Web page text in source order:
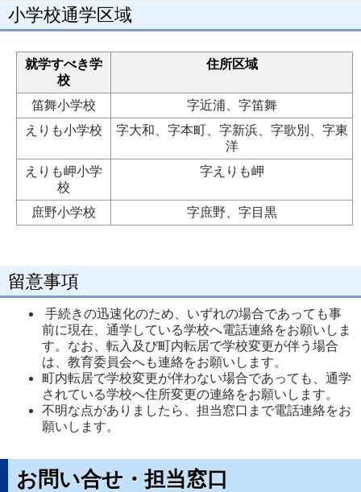
小学校通学区域
就学すべき学
校
住所区域
笛舞小学校
字近浦、字笛舞
えりも小学校
字大和、字本町、字新浜、字歌別、字東
洋
えりも岬小学
校
字えりも岬
庶野小学校 字庶野、字目黒
留意事項
手続きの迅速化のため、いずれの場合であっても事
前に現在、通学している学校へ電話連絡をお願いしま
す。なお、転入及び町内転居で学校変更が伴う場合
は、教育委員会へも連絡をお願いします。
町内転居で学校変更が伴わない場合であっても、通学
されている学校へ住所変更の連絡をお願いします。
不明な点がありましたら、担当窓口まで電話連絡をお
願いします。
お問い合せ・担当窓口